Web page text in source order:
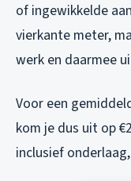
of ingewikkelde
vierkante meter,
werk en daarmee
Voor een
kom je dus uit op
inclusief